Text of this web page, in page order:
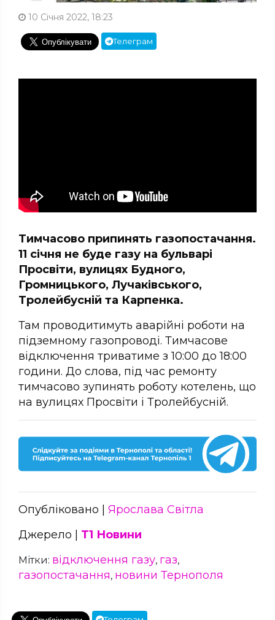
10 Січня 2022, 18:23
Телеграм
Тимчасово припинять газопостачання.
11 січня не буде газу на бульварі
Просвіти, вулицях Будного,
Громницького, Лучаківського,
Тролейбусній та Карпенка.
Там проводитимуть аварійні роботи на
підземному газопроводі. Тимчасове
відключення триватиме з 10:00 до 18:00
години. До слова, під час ремонту
тимчасово зупинять роботу котелень, що
на вулицях Просвіти і Тролейбусній.
Опубліковано | Ярослава Світла
Джерело | Т1 Новини
Мітки: відключення газу, газ,
газопостачання, новини Тернополя